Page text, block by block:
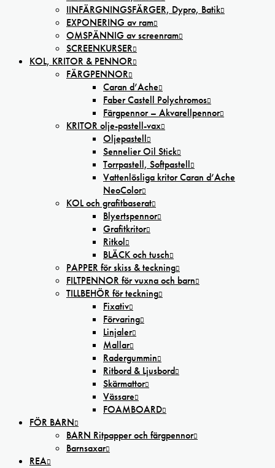
IINFÄRGNINGSFÄRGER, Dypro, Batik
EXPONERING av ram
OMSPÄNNIG av screenram
SCREENKURSER
KOL, KRITOR & PENNOR
FÄRGPENNOR
Caran d’Ache
Faber Castell Polychromos
Färgpennor – Akvarellpennor
KRITOR olje-pastell-vax
Oljepastell
Sennelier Oil Stick
Torrpastell, Softpastell
Vattenlösliga kritor Caran d’Ache
NeoColor
KOL och grafitbaserat
Blyertspennor
Grafitkritor
Ritkol
BLÄCK och tusch
PAPPER för skiss & teckning
FILTPENNOR för vuxna och barn
TILLBEHÖR för teckning
Fixativ
Förvaring
Linjaler
Mallar
Radergummin
Ritbord & Ljusbord
Skärmattor
Vässare
FOAMBOARD
FÖR BARN
BARN Ritpapper och färgpennor
Barnsaxar
REA